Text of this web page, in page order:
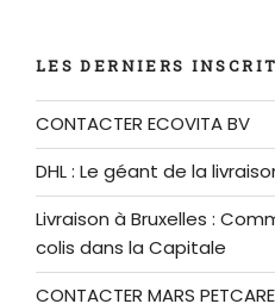
LES DERNIERS
CONTACTER ECOVITA BV
DHL : Le géant de la
Livraison à Bruxelles :
colis dans la Capitale
CONTACTER MARS PETCARE